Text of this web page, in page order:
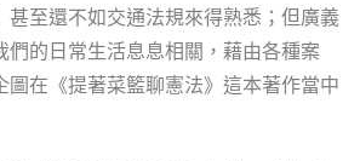
甚至還不如交通法規來得熟悉；但廣義
們的日常生活息息相關，藉由各種案
圖在《提著菜籃聊憲法》這本著作當中